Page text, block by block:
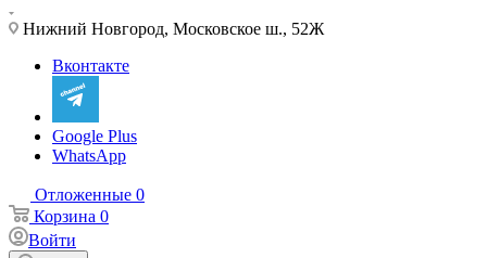
Нижний Новгород, Московское ш., 52Ж
Вконтакте
Google Plus
WhatsApp
Отложенные 0
Корзина 0
Войти